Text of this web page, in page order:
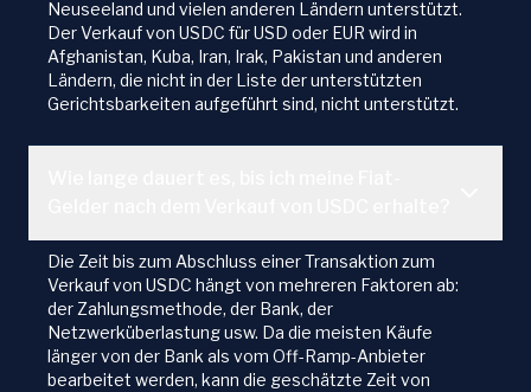
Neuseeland und vielen anderen Ländern unterstützt.
Der Verkauf von USDC für USD oder EUR wird in
Afghanistan, Kuba, Iran, Irak, Pakistan und anderen
Ländern, die nicht in der Liste der unterstützten
Gerichtsbarkeiten aufgeführt sind, nicht unterstützt.
Die Zeit bis zum Abschluss einer Transaktion zum
Verkauf von USDC hängt von mehreren Faktoren ab:
der Zahlungsmethode, der Bank, der
Netzwerküberlastung usw. Da die meisten Käufe
länger von der Bank als vom Off-Ramp-Anbieter
bearbeitet werden, kann die geschätzte Zeit von